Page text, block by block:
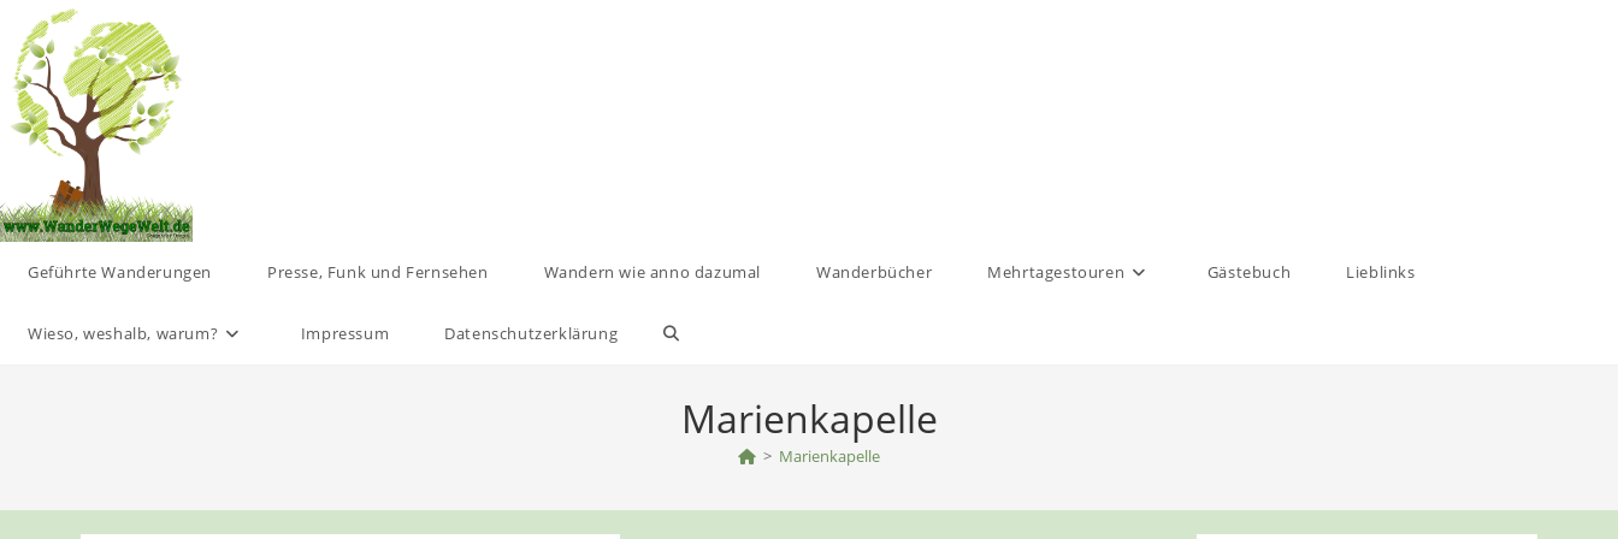
Inhalt
springen
Geführte Wanderungen Presse, Funk und Fernsehen Wandern wie anno dazumal Wanderbücher Mehrtagestouren Gästebuch Lieblinks
Wieso, weshalb, warum? Impressum Datenschutzerklärung Website-
umschalten
Marienkapelle
> Marienkapelle